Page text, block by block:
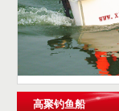
高聚钓鱼船